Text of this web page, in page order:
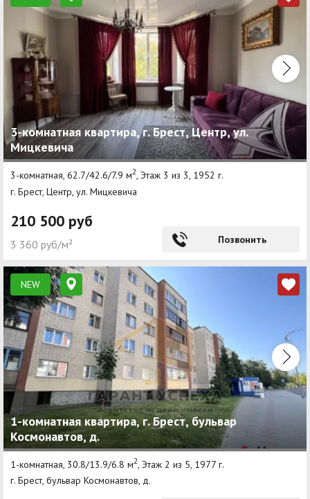
3-комнатная квартира, г. Брест, Центр, ул.
Мицкевича
3-комнатная, 62.7/42.6/7.9 м2, Этаж 3 из 3, 1952 г.
г. Брест, Центр, ул. Мицкевича
210 500 руб
3 360 руб/м² Позвонить
NEW
1-комнатная квартира, г. Брест, бульвар
Космонавтов, д.
1-комнатная, 30.8/13.9/6.8 м2 , Этаж 2 из 5, 1977 г.
г. Брест, бульвар Космонавтов, д.